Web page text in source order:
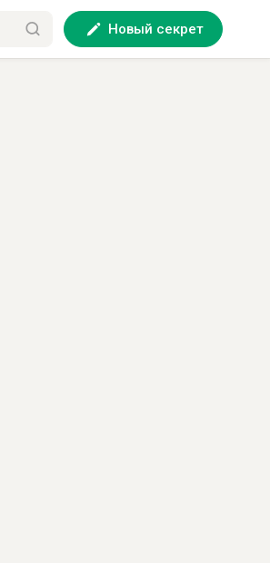
Новый секрет